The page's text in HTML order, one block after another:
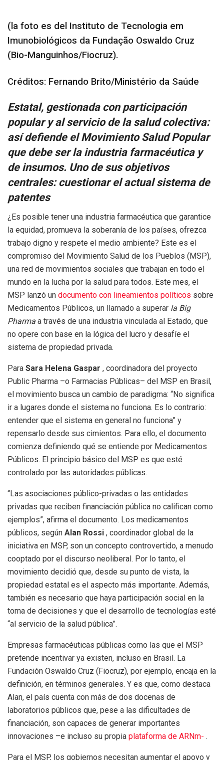
(la foto es del Instituto de Tecnologia em
Imunobiológicos da Fundação Oswaldo Cruz
(Bio-Manguinhos/Fiocruz).
Créditos: Fernando Brito/Ministério da Saúde
Estatal, gestionada con participación
popular y al servicio de la salud colectiva:
así defiende el Movimiento Salud Popular
que debe ser la industria farmacéutica y
de insumos. Uno de sus objetivos
centrales: cuestionar el actual sistema de
patentes
¿Es posible tener una industria farmacéutica que garantice
la equidad, promueva la soberanía de los países, ofrezca
trabajo digno y respete el medio ambiente? Este es el
compromiso del Movimiento Salud de los Pueblos (MSP),
una red de movimientos sociales que trabajan en todo el
mundo en la lucha por la salud para todos. Este mes, el
MSP lanzó un documento con lineamientos políticos sobre
Medicamentos Públicos, un llamado a superar la Big
Pharma a través de una industria vinculada al Estado, que
no opere con base en la lógica del lucro y desafíe el
sistema de propiedad privada.
Para Sara Helena Gaspar , coordinadora del proyecto
Public Pharma –o Farmacias Públicas– del MSP en Brasil,
el movimiento busca un cambio de paradigma: “No significa
ir a lugares donde el sistema no funciona. Es lo contrario:
entender que el sistema en general no funciona” y
repensarlo desde sus cimientos. Para ello, el documento
comienza definiendo qué se entiende por Medicamentos
Públicos. El principio básico del MSP es que esté
controlado por las autoridades públicas.
“Las asociaciones público-privadas o las entidades
privadas que reciben financiación pública no califican como
ejemplos”, afirma el documento. Los medicamentos
públicos, según Alan Rossi , coordinador global de la
iniciativa en MSP, son un concepto controvertido, a menudo
cooptado por el discurso neoliberal. Por lo tanto, el
movimiento decidió que, desde su punto de vista, la
propiedad estatal es el aspecto más importante. Además,
también es necesario que haya participación social en la
toma de decisiones y que el desarrollo de tecnologías esté
“al servicio de la salud pública”.
Empresas farmacéuticas públicas como las que el MSP
pretende incentivar ya existen, incluso en Brasil. La
Fundación Oswaldo Cruz (Fiocruz), por ejemplo, encaja en la
definición, en términos generales. Y es que, como destaca
Alan, el país cuenta con más de dos docenas de
laboratorios públicos que, pese a las dificultades de
financiación, son capaces de generar importantes
innovaciones –e incluso su propia plataforma de ARNm- .
Para el MSP, los gobiernos necesitan aumentar el apoyo y